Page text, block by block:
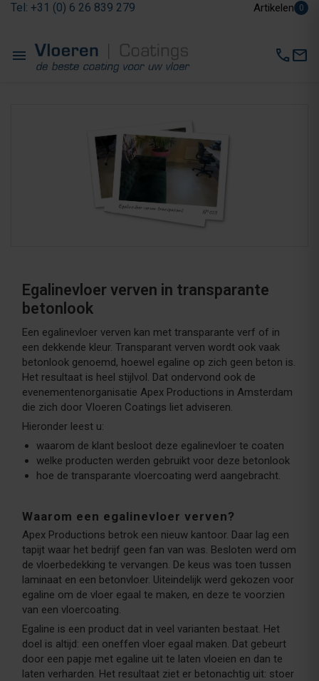
Tel: +31 (0) 6 26 839 279 Artikelen 0
menu callmail
Egalinevloer verven in transparante
betonlook
Een egalinevloer verven kan met transparante verf of in
een dekkende kleur. Transparant verven wordt ook vaak
betonlook genoemd, hoewel egaline op zich geen beton is.
Het resultaat is heel stijlvol. Dat ondervond ook de
evenementenorganisatie Apex Productions in Amsterdam
die zich door Vloeren Coatings liet adviseren.
Hieronder leest u:
waarom de klant besloot deze egalinevloer te coaten
welke producten werden gebruikt voor deze betonlook
hoe de transparante vloercoating werd aangebracht.
Waarom een egalinevloer verven?
Apex Productions betrok een nieuw kantoor. Daar lag een
tapijt waar het bedrijf geen fan van was. Besloten werd om
de vloerbedekking te vervangen. De keus was toen tussen
laminaat en een betonvloer. Uiteindelijk werd gekozen voor
egaline om de vloer egaal te maken, en deze te voorzien
van een vloercoating.
Egaline is een product dat in veel varianten bestaat. Het
doel is altijd: een oneffen vloer egaal maken. Dat gebeurt
door een papje met egaline uit te laten vloeien en dan te
laten verharden. Het resultaat ziet er betonachtig uit: stoer